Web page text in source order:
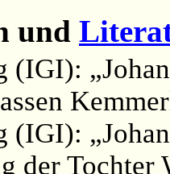
und
(IGI):
(IGI):
der Tochter